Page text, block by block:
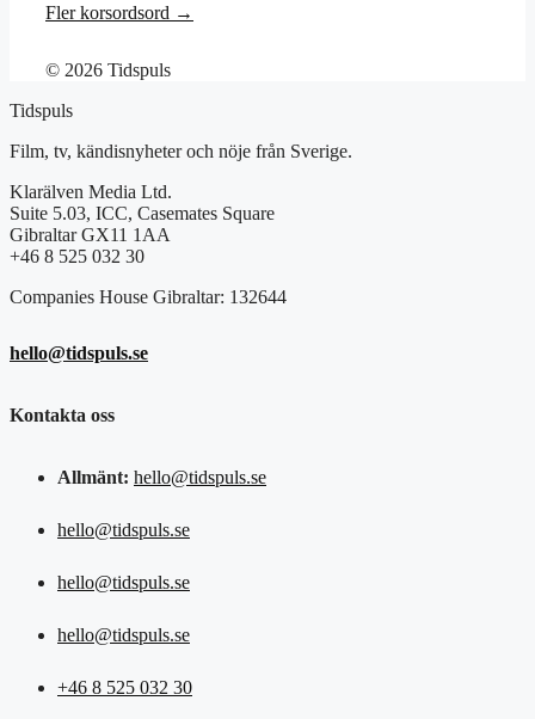
Fler korsordsord →
© 2026 Tidspuls
Tidspuls
Film, tv, kändisnyheter och nöje från Sverige.
Klarälven Media Ltd.
Suite 5.03, ICC, Casemates Square
Gibraltar GX11 1AA
+46 8 525 032 30
Companies House Gibraltar: 132644
hello@tidspuls.se
Kontakta oss
Allmänt: hello@tidspuls.se
hello@tidspuls.se
hello@tidspuls.se
hello@tidspuls.se
+46 8 525 032 30